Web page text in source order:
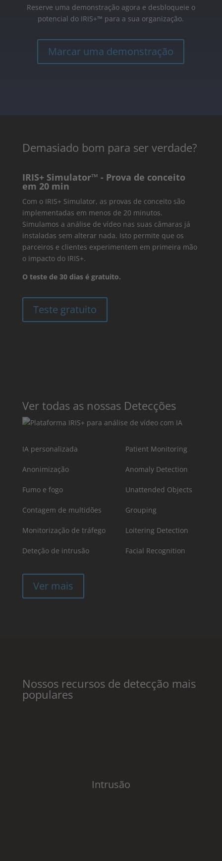
Reserve uma demonstração agora e desbloqueie o
potencial do IRIS+™ para a sua organização.
Marcar uma demonstração
Demasiado bom para ser verdade?
IRIS+ Simulator™ - Prova de conceito
em 20 min
Com o IRIS+ Simulator, as provas de conceito são
implementadas em menos de 20 minutos.
Simulamos a análise de vídeo nas suas câmaras já
instaladas sem alterar nada. Isto permite que os
parceiros e clientes experimentem em primeira mão
o impacto do IRIS+.
O teste de 30 dias é gratuito.
Teste gratuito
Ver todas as nossas Detecções
IA personalizada
Anonimização
Fumo e fogo
Contagem de multidões
Monitorização de tráfego
Deteção de intrusão
Patient Monitoring
Anomaly Detection
Unattended Objects
Grouping
Loitering Detection
Facial Recognition
Ver mais
Nossos recursos de detecção mais
populares​
Intrusão